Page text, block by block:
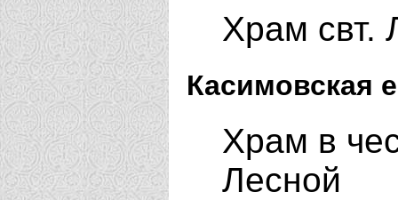
Храм свт.
Касимовская
Храм в
Лесной